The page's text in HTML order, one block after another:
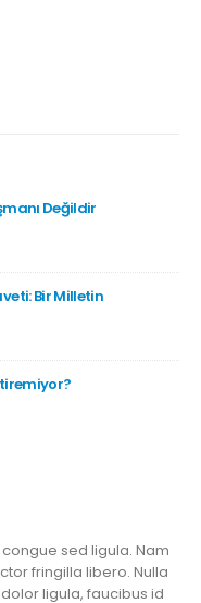
Değildir
Bir Milletin
sed ligula. Nam
fringilla libero. Nulla
ligula, faucibus id